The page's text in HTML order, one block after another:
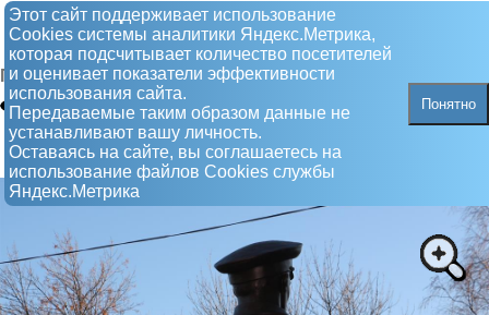
Этот сайт поддерживает использование
Сookies системы аналитики Яндекс.Метрика,
которая подсчитывает количество посетителей
и оценивает показатели эффективности
использования сайта.
Передаваемые таким образом данные не
устанавливают вашу личность.
Оставаясь на сайте, вы соглашаетесь на
использование файлов Сookies службы
Яндекс.Метрика
Понятно
Маргелов Василий Филипович.
Войска дяди Васи
Памятник